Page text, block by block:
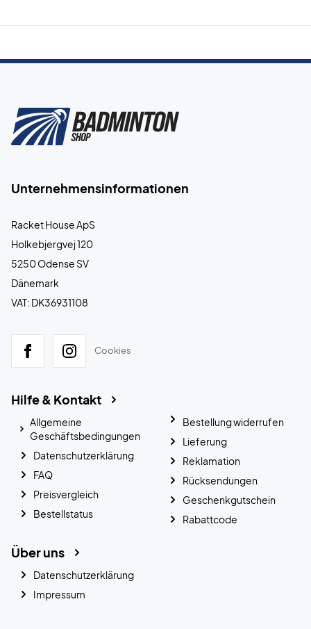
Unternehmensinformationen
Racket House ApS
Holkebjergvej 120
5250 Odense SV
Dänemark
VAT: DK36931108
Cookies
Hilfe & Kontakt
Allgemeine
Geschäftsbedingungen
Datenschutzerklärung
FAQ
Preisvergleich
Bestellstatus
Bestellung widerrufen
Lieferung
Reklamation
Rücksendungen
Geschenkgutschein
Rabattcode
Über uns
Datenschutzerklärung
Impressum